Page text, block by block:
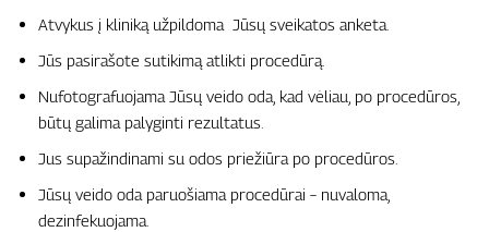
Atvykus į kliniką užpildoma Jūsų sveikatos anketa.
Jūs pasirašote sutikimą atlikti procedūrą.
Nufotografuojama Jūsų veido oda, kad vėliau, po procedūros,
būtų galima palyginti rezultatus.
Jus supažindinami su odos priežiūra po procedūros.
Jūsų veido oda paruošiama procedūrai – nuvaloma,
dezinfekuojama.